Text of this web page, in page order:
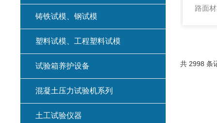
共 2998 条
铸铁试模、钢试模
塑料试模、工程塑料试模
试验箱养护设备
混凝土压力试验机系列
土工试验仪器